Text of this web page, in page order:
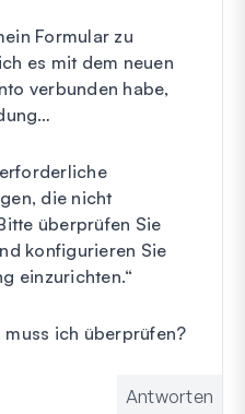
Formular zu
es mit dem neuen
verbunden habe,
die nicht
überprüfen Sie
konfigurieren Sie
einzurichten.“
ich überprüfen?
Antworten